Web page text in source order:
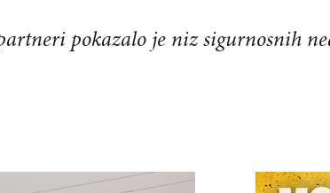
pokazalo je niz sigurnosnih